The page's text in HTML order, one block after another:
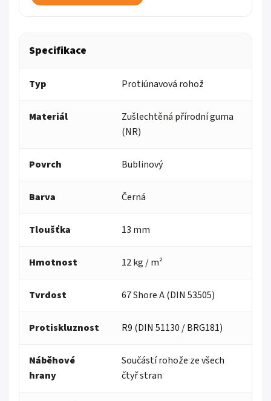
Specifikace
Typ Protiúnavová rohož
Materiál
Zušlechtěná přírodní guma
(NR)
Povrch Bublinový
Barva Černá
Tloušťka 13 mm
Hmotnost 12 kg / m²
Tvrdost 67 Shore A (DIN 53505)
Protiskluznost R9 (DIN 51130 / BRG181)
Náběhové
hrany
Součástí rohože ze všech
čtyř stran